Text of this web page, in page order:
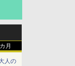
月
人の